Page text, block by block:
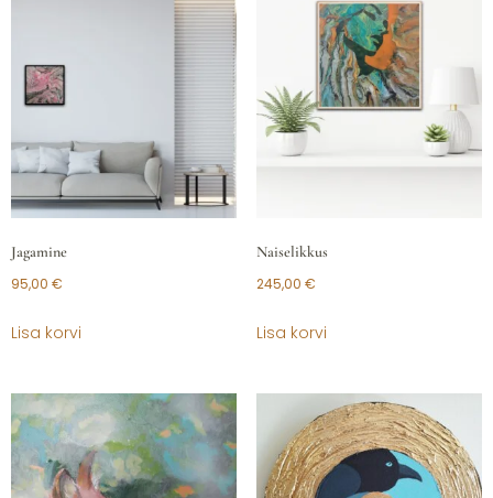
Jagamine
95,00 €
Lisa korvi
Naiselikkus
245,00 €
Lisa korvi